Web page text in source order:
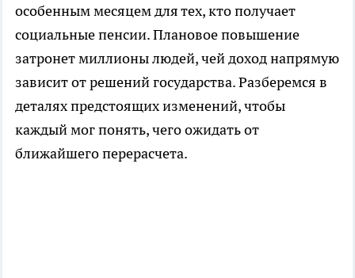
особенным месяцем для тех, кто получает
социальные пенсии. Плановое повышение
затронет миллионы людей, чей доход напрямую
зависит от решений государства. Разберемся в
деталях предстоящих изменений, чтобы
каждый мог понять, чего ожидать от
ближайшего перерасчета.